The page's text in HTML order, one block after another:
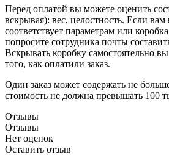
Перед оплатой вы можете оценить
вскрывая): вес, целостность. Если вам
соответствует параметрам или
попросите сотрудника почты
Вскрывать коробку самостоятельно
того, как оплатили заказ.
Один заказ может содержать не
стоимость не должна превышать 100
Отзывы
Отзывы
Нет оценок
Оставить отзыв